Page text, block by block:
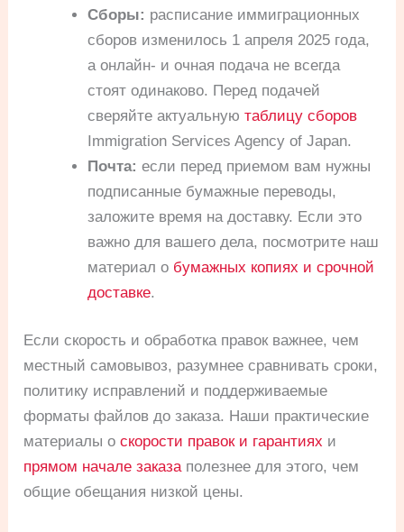
Сборы: расписание иммиграционных
сборов изменилось 1 апреля 2025 года,
а онлайн- и очная подача не всегда
стоят одинаково. Перед подачей
сверяйте актуальнуютаблицу сборов
Immigration Services Agency of Japan.
Почта: если перед приемом вам нужны
подписанные бумажные переводы,
заложите время на доставку. Если это
важно для вашего дела, посмотрите наш
материал о бумажных копиях и срочной
доставке.
Если скорость и обработка правок важнее, чем
местный самовывоз, разумнее сравнивать сроки,
политику исправлений и поддерживаемые
форматы файлов до заказа. Наши практические
материалы оскорости правок и гарантиях и
прямом начале заказаполезнее для этого, чем
общие обещания низкой цены.